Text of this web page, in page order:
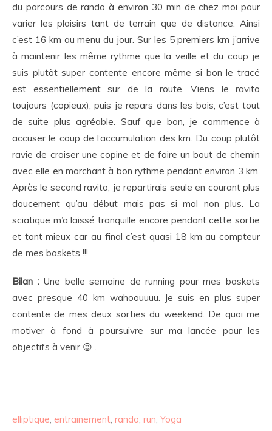
du parcours de rando à environ 30 min de chez moi pour
varier les plaisirs tant de terrain que de distance. Ainsi
c’est 16 km au menu du jour. Sur les 5 premiers km j’arrive
à maintenir les même rythme que la veille et du coup je
suis plutôt super contente encore même si bon le tracé
est essentiellement sur de la route. Viens le ravito
toujours (copieux), puis je repars dans les bois, c’est tout
de suite plus agréable. Sauf que bon, je commence à
accuser le coup de l’accumulation des km. Du coup plutôt
ravie de croiser une copine et de faire un bout de chemin
avec elle en marchant à bon rythme pendant environ 3 km.
Après le second ravito, je repartirais seule en courant plus
doucement qu’au début mais pas si mal non plus. La
sciatique m’a laissé tranquille encore pendant cette sortie
et tant mieux car au final c’est quasi 18 km au compteur
de mes baskets !!!
Bilan :Une belle semaine de running pour mes baskets
avec presque 40 km wahoouuuu. Je suis en plus super
contente de mes deux sorties du weekend. De quoi me
motiver à fond à poursuivre sur ma lancée pour les
objectifs à venir 😉 .
elliptique, entrainement, rando, run, Yoga